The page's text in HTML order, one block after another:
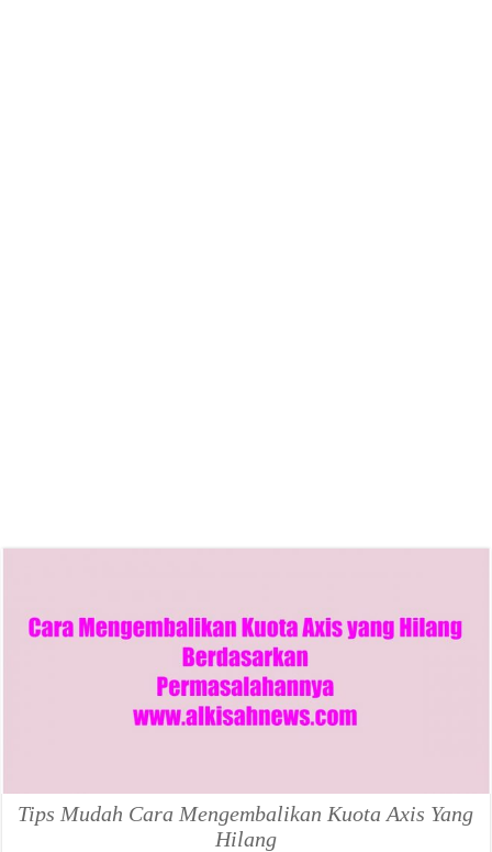
Tips Mudah Cara Mengembalikan Kuota Axis Yang
Hilang